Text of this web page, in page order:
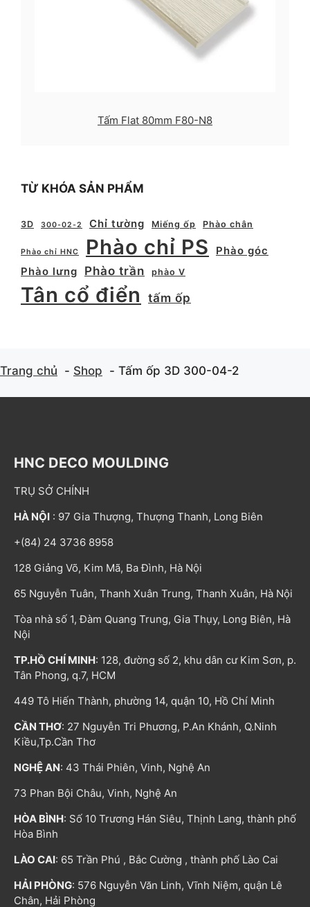
Tấm Flat 80mm F80-N8
TỪ KHÓA SẢN PHẨM
3D 300-02-2 Chỉ tường Miếng ốp Phào chân
Phào chỉ HNC Phào chỉ PS
Phào góc
Phào lưng
Phào trần phào V
Tân cổ điển tấm ốp
Trang chủ Shop Tấm ốp 3D 300-04-2
HNC DECO MOULDING
TRỤ SỞ CHÍNH
HÀ NỘI : 97 Gia Thượng, Thượng Thanh, Long Biên
+(84) 24 3736 8958
128 Giảng Võ, Kim Mã, Ba Đình, Hà Nội
65 Nguyễn Tuân, Thanh Xuân Trung, Thanh Xuân, Hà Nội
Tòa nhà số 1, Đàm Quang Trung, Gia Thụy, Long Biên, Hà
Nội
TP.HỒ CHÍ MINH: 128, đường số 2, khu dân cư Kim Sơn, p.
Tân Phong, q.7, HCM
449 Tô Hiến Thành, phường 14, quận 10, Hồ Chí Minh
CẦN THƠ: 27 Nguyễn Tri Phương, P.An Khánh, Q.Ninh
Kiều,Tp.Cần Thơ
NGHỆ AN: 43 Thái Phiên, Vinh, Nghệ An
73 Phan Bội Châu, Vinh, Nghệ An
HÒA BÌNH: Số 10 Trương Hán Siêu, Thịnh Lang, thành phố
Hòa Bình
LÀO CAI: 65 Trần Phú , Bắc Cường , thành phố Lào Cai
HẢI PHÒNG: 576 Nguyễn Văn Linh, Vĩnh Niệm, quận Lê
Chân, Hải Phòng